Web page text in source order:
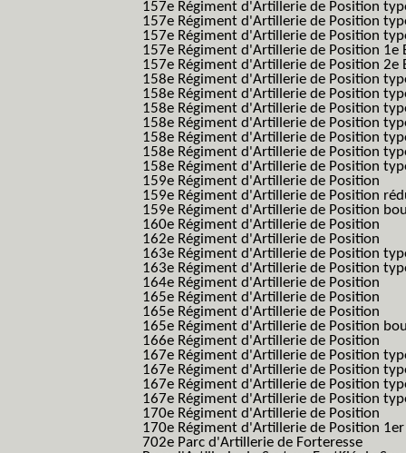
157e Régiment d'Artillerie de Position
157e Régiment d'Artillerie de Position
157e Régiment d'Artillerie de Position
157e Régiment d'Artillerie de Position 1e
157e Régiment d'Artillerie de Position 2e
158e Régiment d'Artillerie de Position
158e Régiment d'Artillerie de Position
158e Régiment d'Artillerie de Position
158e Régiment d'Artillerie de Position
158e Régiment d'Artillerie de Position
158e Régiment d'Artillerie de Position
158e Régiment d'Artillerie de Position
159e Régiment d'Artillerie de Position
159e Régiment d'Artillerie de Position
159e Régiment d'Artillerie de Position
160e Régiment d'Artillerie de Position
162e Régiment d'Artillerie de Position
163e Régiment d'Artillerie de Position
163e Régiment d'Artillerie de Position
164e Régiment d'Artillerie de Position
165e Régiment d'Artillerie de Position
165e Régiment d'Artillerie de Position
165e Régiment d'Artillerie de Position
166e Régiment d'Artillerie de Position
167e Régiment d'Artillerie de Position
167e Régiment d'Artillerie de Position
167e Régiment d'Artillerie de Position
167e Régiment d'Artillerie de Position
170e Régiment d'Artillerie de Position
170e Régiment d'Artillerie de Position
702e Parc d'Artillerie de Forteresse